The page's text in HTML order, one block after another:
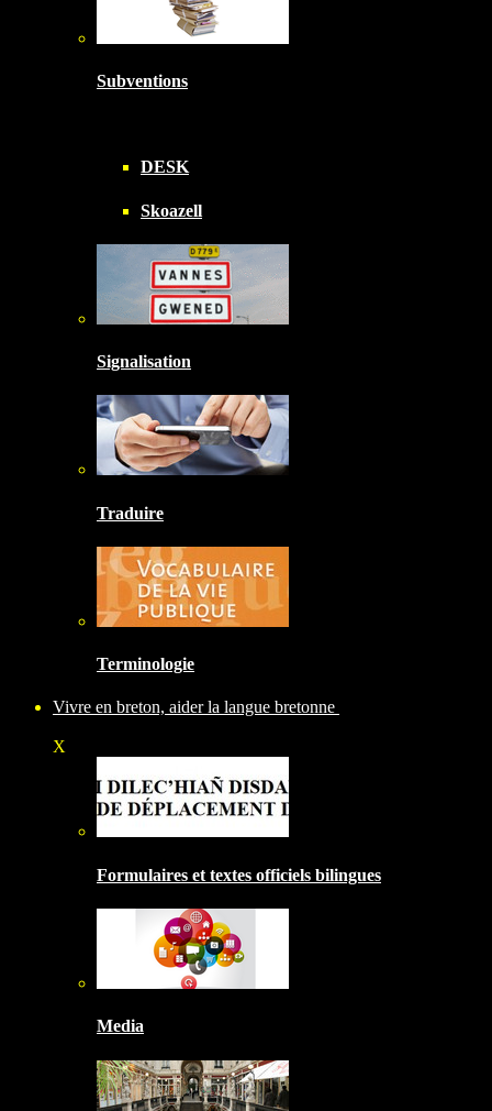
Subventions
DESK
Skoazell
Signalisation
Traduire
Terminologie
Vivre en breton, aider la langue bretonne
X
Formulaires et textes officiels bilingues
Media